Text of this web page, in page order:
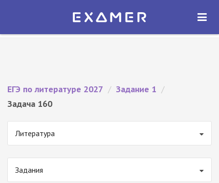
Экзамер — ЕГЭ 2027
ОТКРЫТЬ
ЕГЭ по литературе 2027 / Задание 1 /
Задача 160
Литература
Задания